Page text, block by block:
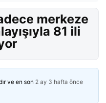
merkeze
81 ili
ve en son 2 ay 3 hafta önce